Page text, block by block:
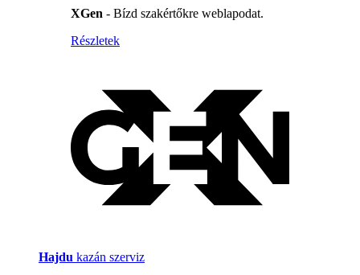
XGen - Bízd szakértőkre weblapodat.
Részletek
Hajdu kazán szerviz